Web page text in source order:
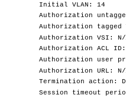
Initial VLAN: 14
Authorization
Authorization tagged
Authorization VSI: N/
Authorization ACL
Authorization user
Authorization URL: N/
Termination action:
Session timeout